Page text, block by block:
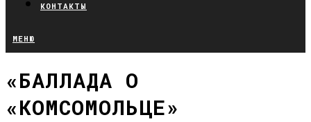
КОНТАКТЫ
МЕНЮ
«БАЛЛАДА О
«КОМСОМОЛЬЦЕ»